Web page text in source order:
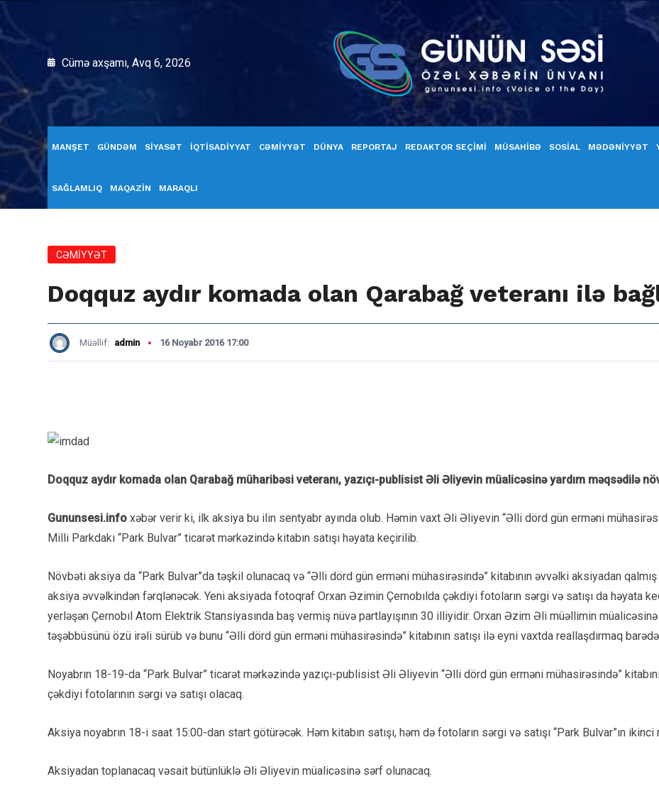
Cümə axşamı, Avq 6, 2026
MANŞET GÜNDƏM SİYASƏT İQTİSADİYYAT CƏMİYYƏT DÜNYA REPORTAJ REDAKTOR SEÇİMİ MÜSAHİBƏ SOSİAL MƏDƏNİYYƏT
SAĞLAMLIQ MAQAZİN MARAQLI
CƏMİYYƏT
Doqquz aydır komada olan Qarabağ veteranı ilə
Müəllif: admin 16 Noyabr 2016 17:00
Doqquz aydır komada olan Qarabağ müharibəsi veteranı, yazıçı-publisist Əli Əliyevin müalicəsinə yardım məqsədilə
Gununsesi.info xəbər verir ki, ilk aksiya bu ilin sentyabr ayında olub. Həmin vaxt Əli Əliyevin “Əlli dörd gün erməni
Milli Parkdakı “Park Bulvar” ticarət mərkəzində kitabın satışı həyata keçirilib.
Növbəti aksiya da “Park Bulvar”da təşkil olunacaq və “Əlli dörd gün erməni mühasirəsində” kitabının əvvəlki aksiyadan
aksiya əvvəlkindən fərqlənəcək. Yeni aksiyada fotoqraf Orxan Əzimin Çernobılda çəkdiyi fotoların sərgi və satışı da həyata
yerləşən Çernobıl Atom Elektrik Stansiyasında baş vermiş nüvə partlayışının 30 illiyidir. Orxan Əzim Əli müəllimin
təşəbbüsünü özü irəli sürüb və bunu “Əlli dörd gün erməni mühasirəsində” kitabının satışı ilə eyni vaxtda reallaşdırmaq barədə
Noyabrın 18-19-da “Park Bulvar” ticarət mərkəzində yazıçı-publisist Əli Əliyevin “Əlli dörd gün erməni mühasirəsində”
çəkdiyi fotolarının sərgi və satışı olacaq.
Aksiya noyabrın 18-i saat 15:00-dan start götürəcək. Həm kitabın satışı, həm də fotoların sərgi və satışı “Park Bulvar”ın
Aksiyadan toplanacaq vəsait bütünlüklə Əli Əliyevin müalicəsinə sərf olunacaq.